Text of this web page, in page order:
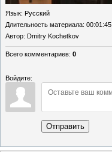
Язык: Русский
Длительность материала: 00:01:45
Автор: Dmitry Kochetkov
Всего комментариев: 0
Войдите:
Отправить